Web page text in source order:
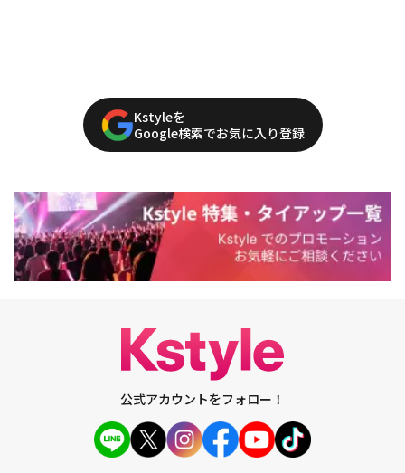
Kstyleを
Google検索でお気に入り登録
公式アカウントをフォロー！